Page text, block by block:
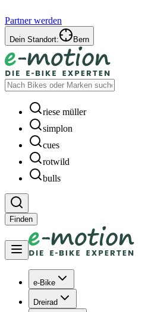
Partner werden
Dein Standort: Bern
riese müller
simplon
cues
rotwild
bulls
Finden
e-Bike
Dreirad